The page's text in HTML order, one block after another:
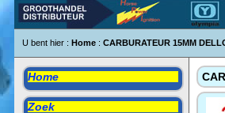
U bent hier : Home : CARBURATEUR 15MM
Home
Zoek